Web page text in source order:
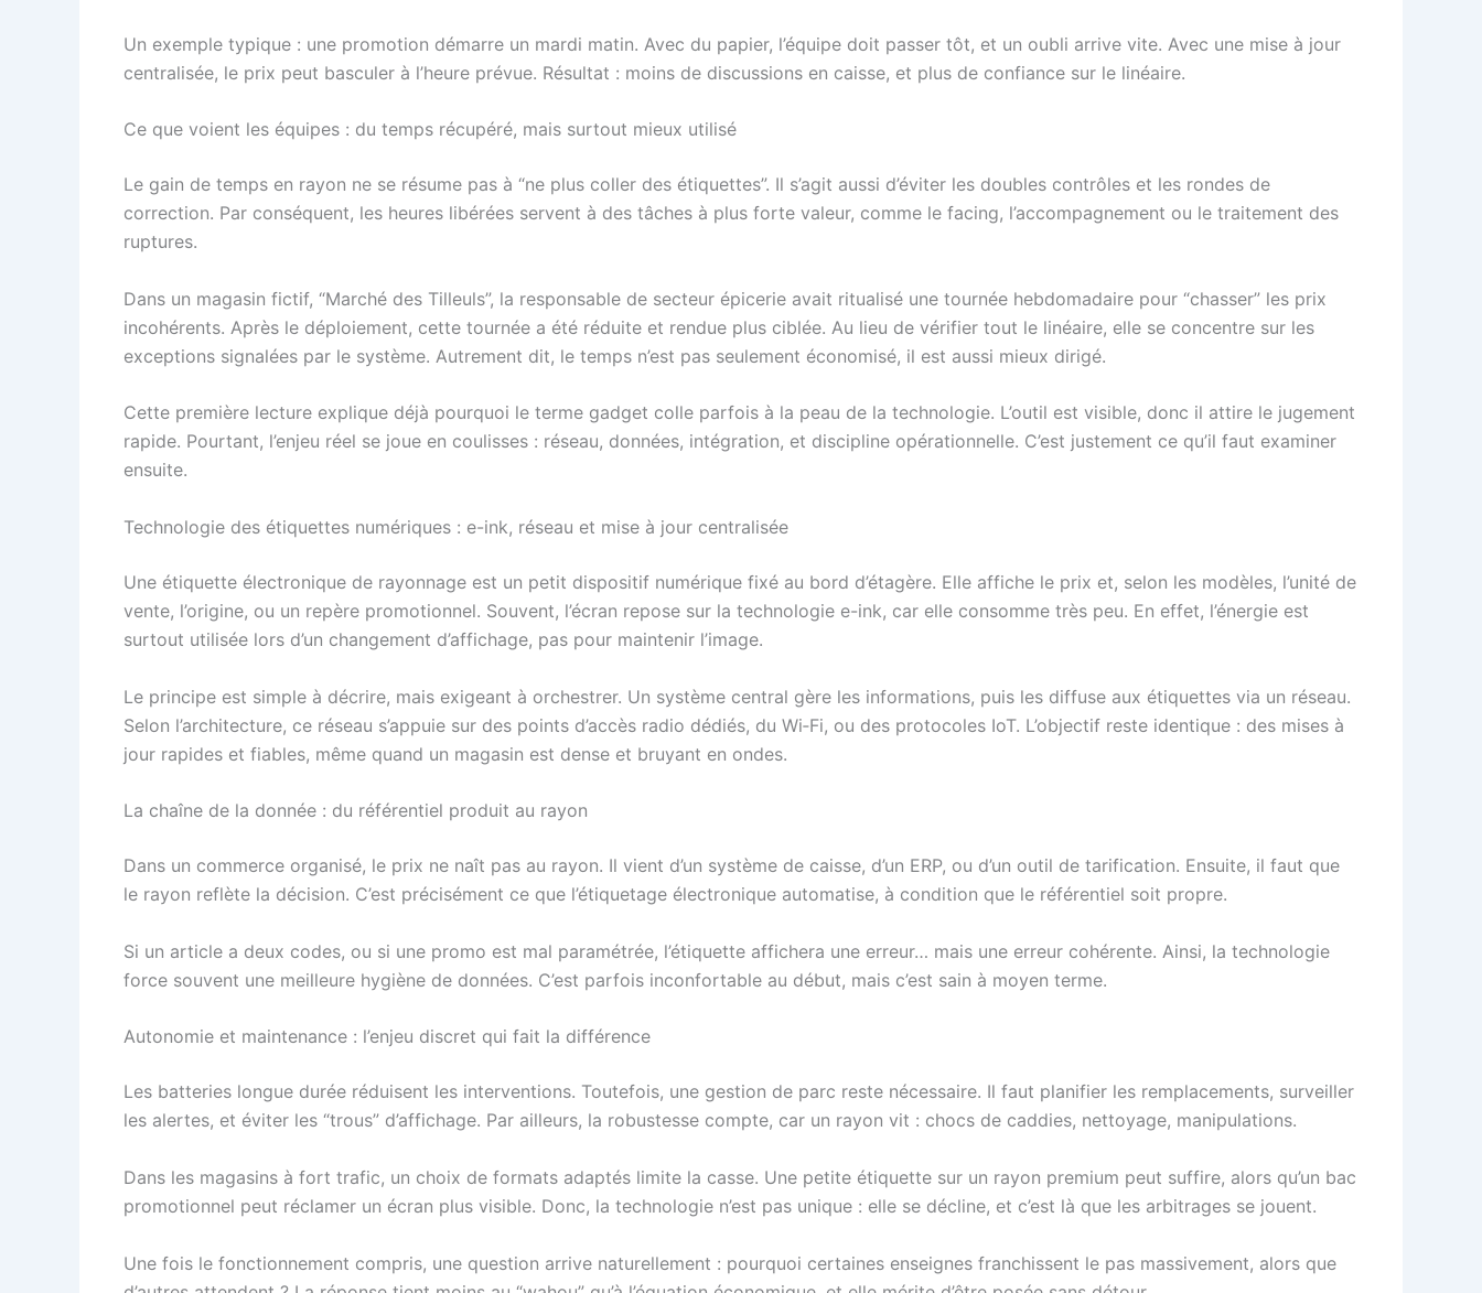
Un exemple typique : une promotion démarre un mardi matin. Avec du papier, l’équipe doit passer tôt, et un oubli arrive vite. Avec une mise à jour
centralisée, le prix peut basculer à l’heure prévue. Résultat : moins de discussions en caisse, et plus de confiance sur le linéaire.
Ce que voient les équipes : du temps récupéré, mais surtout mieux utilisé
Le gain de temps en rayon ne se résume pas à “ne plus coller des étiquettes”. Il s’agit aussi d’éviter les doubles contrôles et les rondes de
correction. Par conséquent, les heures libérées servent à des tâches à plus forte valeur, comme le facing, l’accompagnement ou le traitement des
ruptures.
Dans un magasin fictif, “Marché des Tilleuls”, la responsable de secteur épicerie avait ritualisé une tournée hebdomadaire pour “chasser” les prix
incohérents. Après le déploiement, cette tournée a été réduite et rendue plus ciblée. Au lieu de vérifier tout le linéaire, elle se concentre sur les
exceptions signalées par le système. Autrement dit, le temps n’est pas seulement économisé, il est aussi mieux dirigé.
Cette première lecture explique déjà pourquoi le terme gadget colle parfois à la peau de la technologie. L’outil est visible, donc il attire le jugement
rapide. Pourtant, l’enjeu réel se joue en coulisses : réseau, données, intégration, et discipline opérationnelle. C’est justement ce qu’il faut examiner
ensuite.
Technologie des étiquettes numériques : e-ink, réseau et mise à jour centralisée
Une étiquette électronique de rayonnage est un petit dispositif numérique fixé au bord d’étagère. Elle affiche le prix et, selon les modèles, l’unité de
vente, l’origine, ou un repère promotionnel. Souvent, l’écran repose sur la technologie e-ink, car elle consomme très peu. En effet, l’énergie est
surtout utilisée lors d’un changement d’affichage, pas pour maintenir l’image.
Le principe est simple à décrire, mais exigeant à orchestrer. Un système central gère les informations, puis les diffuse aux étiquettes via un réseau.
Selon l’architecture, ce réseau s’appuie sur des points d’accès radio dédiés, du Wi‑Fi, ou des protocoles IoT. L’objectif reste identique : des mises à
jour rapides et fiables, même quand un magasin est dense et bruyant en ondes.
La chaîne de la donnée : du référentiel produit au rayon
Dans un commerce organisé, le prix ne naît pas au rayon. Il vient d’un système de caisse, d’un ERP, ou d’un outil de tarification. Ensuite, il faut que
le rayon reflète la décision. C’est précisément ce que l’étiquetage électronique automatise, à condition que le référentiel soit propre.
Si un article a deux codes, ou si une promo est mal paramétrée, l’étiquette affichera une erreur… mais une erreur cohérente. Ainsi, la technologie
force souvent une meilleure hygiène de données. C’est parfois inconfortable au début, mais c’est sain à moyen terme.
Autonomie et maintenance : l’enjeu discret qui fait la différence
Les batteries longue durée réduisent les interventions. Toutefois, une gestion de parc reste nécessaire. Il faut planifier les remplacements, surveiller
les alertes, et éviter les “trous” d’affichage. Par ailleurs, la robustesse compte, car un rayon vit : chocs de caddies, nettoyage, manipulations.
Dans les magasins à fort trafic, un choix de formats adaptés limite la casse. Une petite étiquette sur un rayon premium peut suffire, alors qu’un bac
promotionnel peut réclamer un écran plus visible. Donc, la technologie n’est pas unique : elle se décline, et c’est là que les arbitrages se jouent.
Une fois le fonctionnement compris, une question arrive naturellement : pourquoi certaines enseignes franchissent le pas massivement, alors que